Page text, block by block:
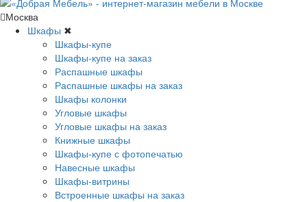
Москва
Шкафы ✖
Шкафы-купе
Шкафы-купе на заказ
Распашные шкафы
Распашные шкафы на заказ
Шкафы колонки
Угловые шкафы
Угловые шкафы на заказ
Книжные шкафы
Шкафы-купе с фотопечатью
Навесные шкафы
Шкафы-витрины
Встроенные шкафы на заказ